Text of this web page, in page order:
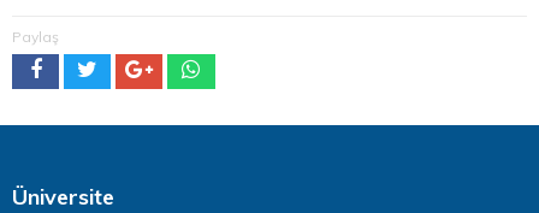
Paylaş
Üniversite